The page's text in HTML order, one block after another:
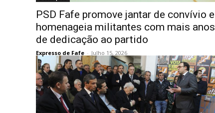
PSD Fafe promove jantar de convívio e
homenageia militantes com mais anos
de dedicação ao partido
Expresso de Fafe - Julho 15, 2026